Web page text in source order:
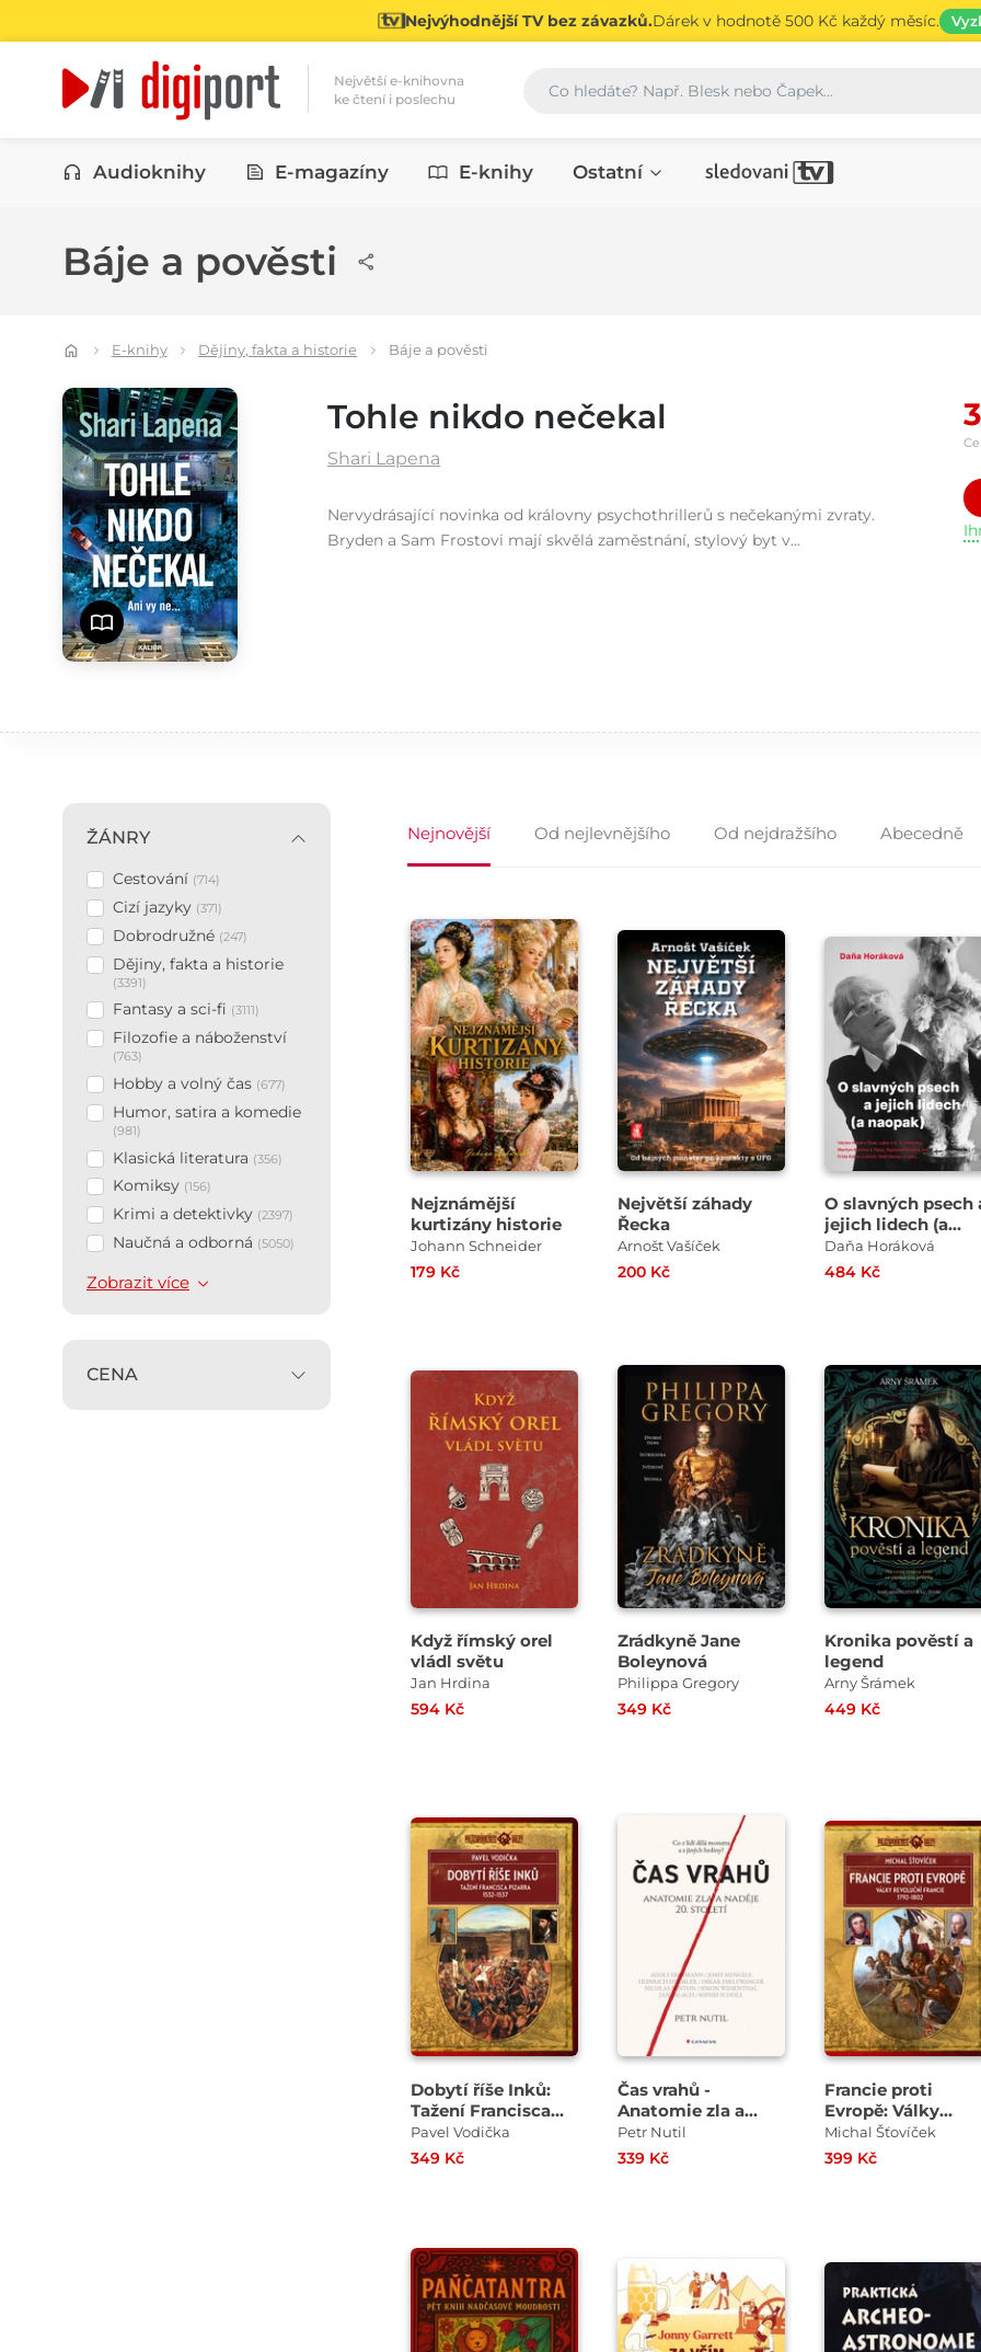
Nejvýhodnější TV bez závazků.Dárek v hodnotě 500 Kč každý měsíc.
Největší e-knihovna
ke čtení i poslechu
Vyhledávání
Kategorie
Audioknihy E-magazíny E-knihy Ostatní
Báje a pověsti
E-knihy Dějiny, fakta a historie Báje a pověsti
Tohle nikdo nečekal
Shari Lapena
Nervydrásající novinka od královny psychothrillerů s nečekanými zvraty.
Bryden a Sam Frostovi mají skvělá zaměstnání, stylový byt v...
ŽÁNRY
ŽánryCestování (714)
Cizí jazyky (371)
Dobrodružné (247)
Dějiny, fakta a historie
(3391)
Fantasy a sci-fi (3111)
Filozofie a náboženství
(763)
Hobby a volný čas (677)
Humor, satira a komedie
(981)
Klasická literatura (356)
Komiksy (156)
Krimi a detektivky (2397)
Naučná a odborná (5050)
Zobrazit více
CENA
Nejnovější Od nejlevnějšího Od nejdražšího Abecedně
Nejznámější
kurtizány historie
Johann Schneider
179 Kč
Největší záhady
Řecka
Arnošt Vašíček
200 Kč
O slavných psech
jejich lidech (a
naopak)
Daňa Horáková
484 Kč
Když římský orel
vládl světu
Jan Hrdina
594 Kč
Zrádkyně Jane
Boleynová
Philippa Gregory
349 Kč
Kronika pověstí a
legend
Arny Šrámek
449 Kč
Dobytí říše Inků:
Tažení Francisca
Pizarra v letech
1532–1537
Pavel Vodička
349 Kč
Čas vrahů -
Anatomie zla a
naděje 20. století
Petr Nutil
339 Kč
Francie proti
Evropě: Války
revoluční Francie
1792–1802
Michal Šťovíček
399 Kč